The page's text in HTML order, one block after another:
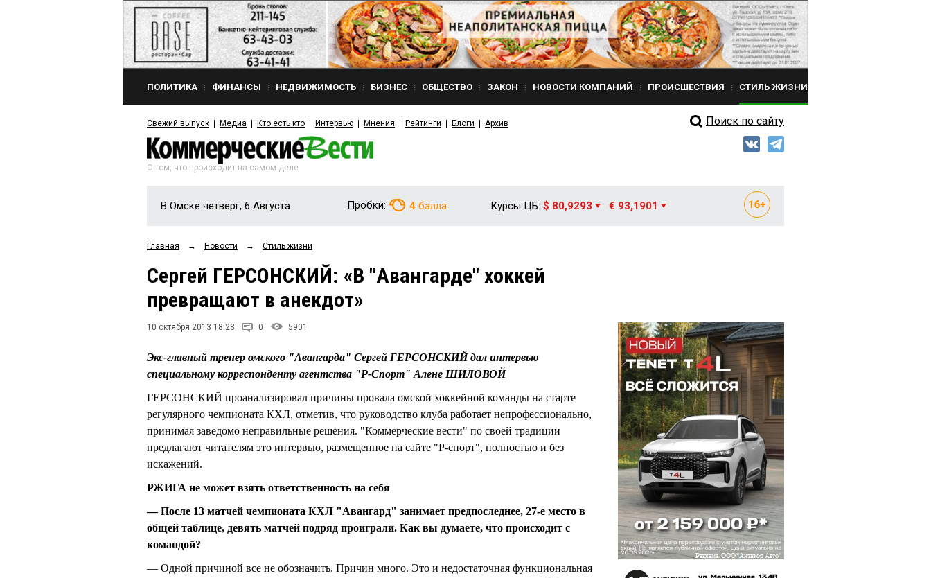
ПОЛИТИКА ФИНАНСЫ НЕДВИЖИМОСТЬ БИЗНЕС ОБЩЕСТВО ЗАКОН НОВОСТИ КОМПАНИЙ ПРОИСШЕСТВИЯ СТИЛЬ ЖИЗНИ
Свежий выпуск Медиа Кто есть кто Интервью Мнения Рейтинги Блоги Архив Поиск по сайту
О том, что происходит на самом деле
В Омске четверг, 6 Августа Пробки: 4 балла Курсы ЦБ: $ 80,9293 € 93,1901
Главная → Новости → Стиль жизни
Сергей ГЕРСОНСКИЙ: «В "Авангарде" хоккей
превращают в анекдот»
10 октября 2013 18:28 0 5901
Экс-главный тренер омского "Авангарда" Сергей ГЕРСОНСКИЙ дал интервью
специальному корреспонденту агентства "Р-Спорт" Алене ШИЛОВОЙ
ГЕРСОНСКИЙ проанализировал причины провала омской хоккейной команды на старте
регулярного чемпионата КХЛ, отметив, что руководство клуба работает непрофессионально,
принимая заведомо неправильные решения. "Коммерческие вести" по своей традиции
предлагают читателям это интервью, размещенное на сайте "Р-спорт", полностью и без
искажений.
РЖИГА не может взять ответственность на себя
— После 13 матчей чемпионата КХЛ "Авангард" занимает предпоследнее, 27-е место в
общей таблице, девять матчей подряд проиграли. Как вы думаете, что происходит с
командой?
— Одной причиной все не обозначить. Причин много. Это и недостаточная функциональная